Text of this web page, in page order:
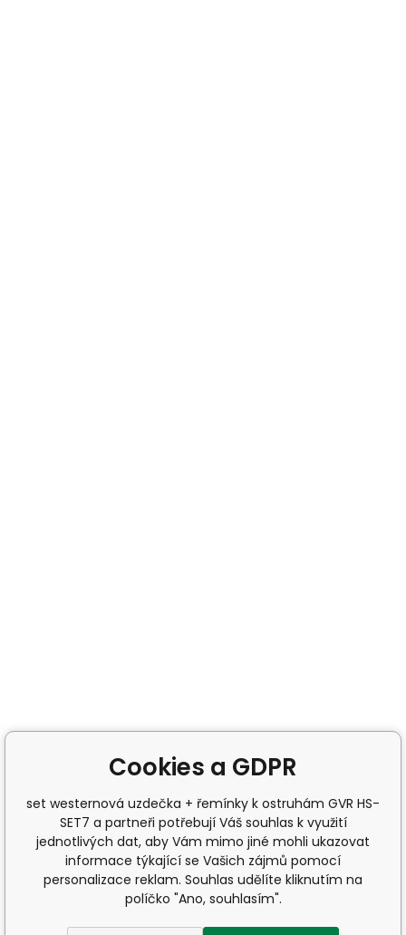
Cookies a GDPR
set westernová uzdečka + řemínky k ostruhám GVR HS-
SET7 a partneři potřebují Váš souhlas k využití
jednotlivých dat, aby Vám mimo jiné mohli ukazovat
informace týkající se Vašich zájmů pomocí
personalizace reklam. Souhlas udělíte kliknutím na
políčko "Ano, souhlasím".